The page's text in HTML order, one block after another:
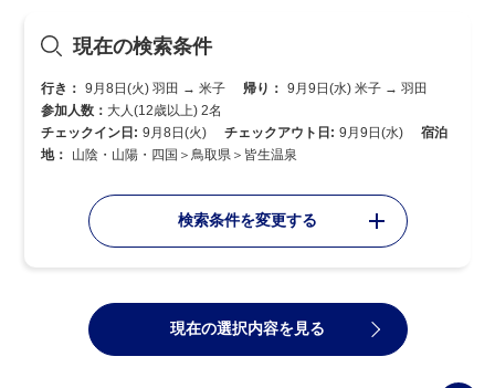
現在の検索条件
行き： 9月8日(火) 羽田 → 米子 帰り： 9月9日(水) 米子 → 羽田
参加人数： 大人(12歳以上) 2名
チェックイン日: 9月8日(火) チェックアウト日: 9月9日(水)
宿泊
地：
山陰・山陽・四国＞鳥取県＞皆生温泉
検索条件を変更する
現在の選択内容を見る